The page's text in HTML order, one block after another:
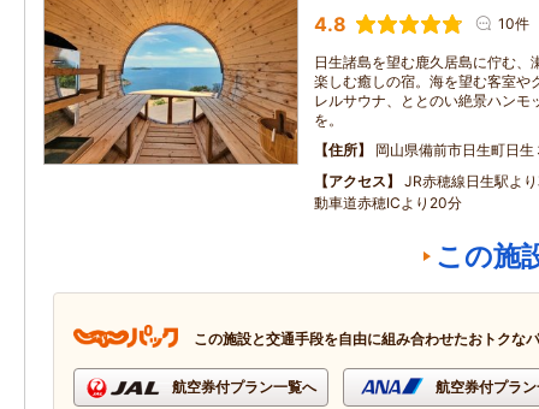
4.8 10件
日生諸島を望む鹿久居島に佇む、
楽しむ癒しの宿。海を望む客室や
レルサウナ、ととのい絶景ハンモ
を。
住所
岡山県備前市日生町日生
アクセス
JR赤穂線日生駅よ
動車道赤穂ICより20分
この施
この施設と交通手段を自由に組み合わせたおトクな
航空券付プラン一覧へ 航空券付プラ